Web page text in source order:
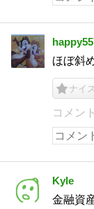
ほぼ斜
ナイス
コメン
Kyle
金融資